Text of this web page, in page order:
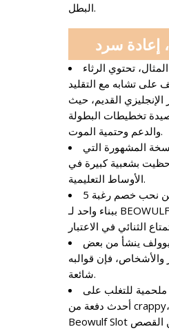
البطل.
إعادة سرد
تحتوي الرثاء
على تشابه مع التقليد
القديم، حيث
تخطيطات البطولة
والدعم وحتمية الموت.
المشهورة التي
بشعبية كبيرة في
الأوساط التعليمية.
نحن نحب خصم رغبة 5e، لذلك قمنا
ببناء واحد لـ BEOWULF، مع وضع
ينشأ من بعض
والأشخاص، فإن قوالبه
شائعة.
للتغلب على
أحدث دفعة من crappy، تقع أحداث
Beowulf Slot في عالم رائع بين القصص